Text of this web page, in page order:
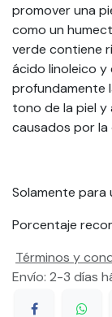
promover una
como un
verde contiene
ácido linoleico y
profundamente
tono de la piel y
causados ​​por
Solamente para
Porcentaje
Términos y
Envío: 2-3 días